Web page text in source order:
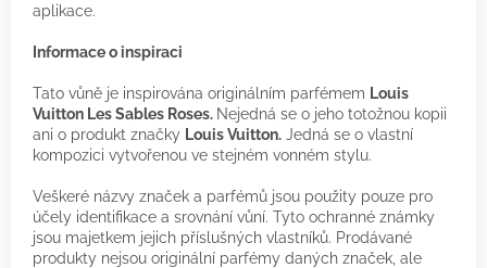
aplikace.
Informace o inspiraci
Tato vůně je inspirována originálním parfémem Louis
Vuitton Les Sables Roses. Nejedná se o jeho totožnou kopii
ani o produkt značky Louis Vuitton. Jedná se o vlastní
kompozici vytvořenou ve stejném vonném stylu.
Veškeré názvy značek a parfémů jsou použity pouze pro
účely identifikace a srovnání vůní. Tyto ochranné známky
jsou majetkem jejich příslušných vlastníků. Prodávané
produkty nejsou originální parfémy daných značek, ale